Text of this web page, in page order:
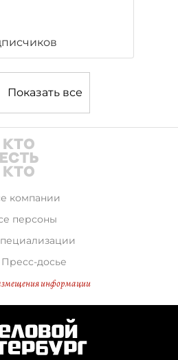
Показать все
компании
персоны
Пресс-досье
информации